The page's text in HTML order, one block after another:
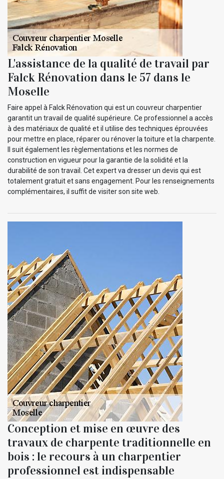
L'assistance de la qualité de travail par
Falck Rénovation dans le 57 dans le
Moselle
Faire appel à Falck Rénovation qui est un couvreur charpentier
garantit un travail de qualité supérieure. Ce professionnel a accès
à des matériaux de qualité et il utilise des techniques éprouvées
pour mettre en place, réparer ou rénover la toiture et la charpente.
Il suit également les règlementations et les normes de
construction en vigueur pour la garantie de la solidité et la
durabilité de son travail. Cet expert va dresser un devis qui est
totalement gratuit et sans engagement. Pour les renseignements
complémentaires, il suffit de visiter son site web.
Conception et mise en œuvre des
travaux de charpente traditionnelle en
bois : le recours à un charpentier
professionnel est indispensable